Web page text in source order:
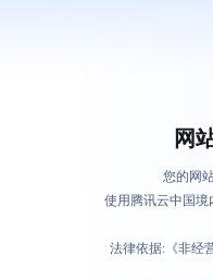
网
您的网
使用腾讯云中国境
法律依据:《非经